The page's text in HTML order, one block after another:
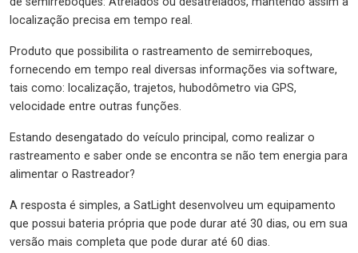
localização precisa em tempo real.
Produto que possibilita o rastreamento de semirreboques,
fornecendo em tempo real diversas informações via software,
tais como: localização, trajetos, hubodômetro via GPS,
velocidade entre outras funções.
Estando desengatado do veículo principal, como realizar o
rastreamento e saber onde se encontra se não tem energia para
alimentar o Rastreador?
A resposta é simples, a SatLight desenvolveu um equipamento
que possui bateria própria que pode durar até 30 dias, ou em sua
versão mais completa que pode durar até 60 dias.